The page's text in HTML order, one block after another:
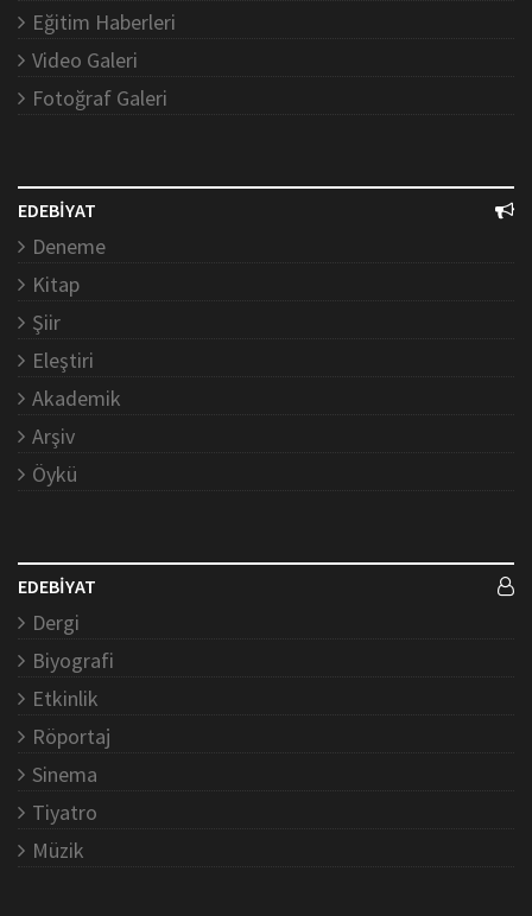
Eğitim Haberleri
Video Galeri
Fotoğraf Galeri
EDEBİYAT
Deneme
Kitap
Şiir
Eleştiri
Akademik
Arşiv
Öykü
EDEBİYAT
Dergi
Biyografi
Etkinlik
Röportaj
Sinema
Tiyatro
Müzik